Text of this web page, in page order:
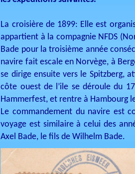
La croisière de 1899: Elle est
appartient à la compagnie NFDS
Bade pour la troisième année
navire fait escale en Norvège, à
se dirige ensuite vers le Spitzberg,
côte ouest de l’ile se déroule du
Hammerfest, et rentre à Hambourg
Le commandement du navire est
voyage est similaire à celui des
Axel Bade, le fils de Wilhelm Bade.